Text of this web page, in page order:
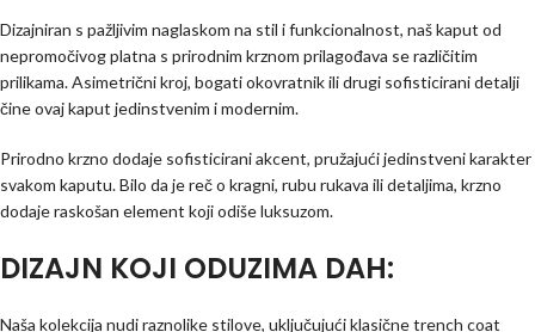
Dizajniran s pažljivim naglaskom na stil i funkcionalnost, naš kaput od
nepromočivog platna s prirodnim krznom prilagođava se različitim
prilikama. Asimetrični kroj, bogati okovratnik ili drugi sofisticirani detalji
čine ovaj kaput jedinstvenim i modernim.
Prirodno krzno dodaje sofisticirani akcent, pružajući jedinstveni karakter
svakom kaputu. Bilo da je reč o kragni, rubu rukava ili detaljima, krzno
dodaje raskošan element koji odiše luksuzom.
DIZAJN KOJI ODUZIMA DAH:
Naša kolekcija nudi raznolike stilove, uključujući klasične trench coat